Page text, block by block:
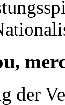
der